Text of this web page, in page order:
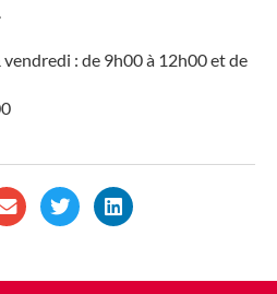
: de 9h00 à 12h00 et de